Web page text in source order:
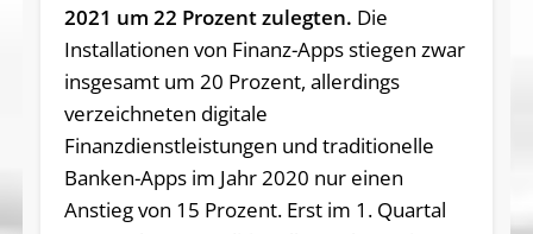
2021 um 22 Prozent zulegten. Die
Installationen von Finanz-Apps stiegen zwar
insgesamt um 20 Prozent, allerdings
verzeichneten digitale
Finanzdienstleistungen und traditionelle
Banken-Apps im Jahr 2020 nur einen
Anstieg von 15 Prozent. Erst im 1. Quartal